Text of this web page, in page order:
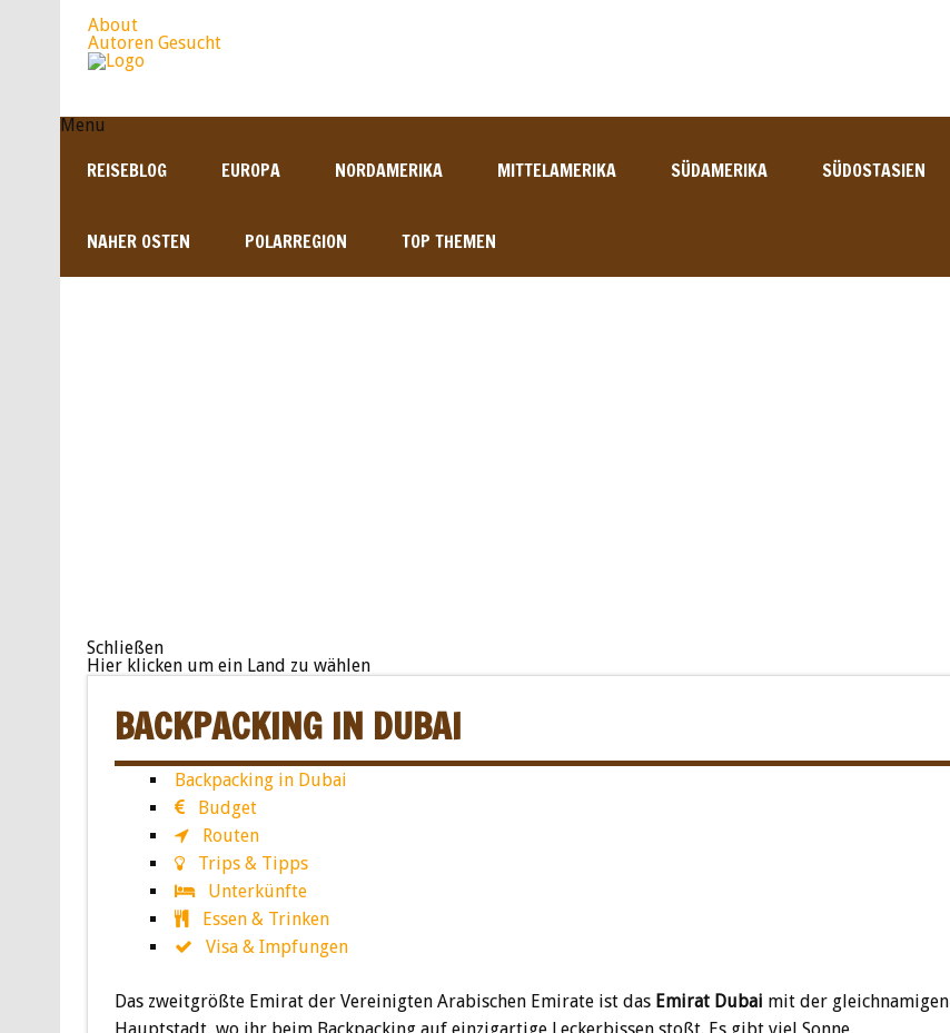
About
Autoren Gesucht
Menu
REISEBLOG EUROPA NORDAMERIKA MITTELAMERIKA SÜDAMERIKA SÜDOSTASIEN
NAHER OSTEN POLARREGION TOP THEMEN
Schließen
Hier klicken um ein Land zu wählen
BACKPACKING IN DUBAI
Backpacking in Dubai
Budget
Routen
Trips & Tipps
Unterkünfte
Essen & Trinken
Visa & Impfungen
Das zweitgrößte Emirat der Vereinigten Arabischen Emirate ist das Emirat Dubai mit der gleichnamigen